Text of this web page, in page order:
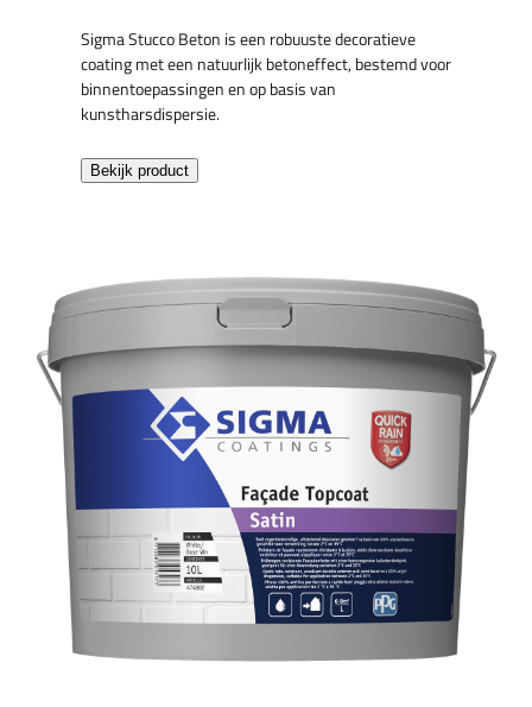
Sigma Stucco Beton is een robuuste decoratieve
coating met een natuurlijk betoneffect, bestemd voor
binnentoepassingen en op basis van
kunstharsdispersie.
Bekijk product